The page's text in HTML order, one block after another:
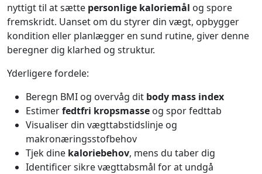
nyttigt til at sætte personlige kaloriemål og spore
fremskridt. Uanset om du styrer din vægt, opbygger
kondition eller planlægger en sund rutine, giver denne
beregner dig klarhed og struktur.
Yderligere fordele:
Beregn BMI og overvåg dit body mass index
Estimerfedtfri kropsmasse og spor fedttab
Visualiser din vægttabstidslinje og
makronæringsstofbehov
Tjek dine kaloriebehov, mens du taber dig
Identificer sikre vægttabsmål for at undgå